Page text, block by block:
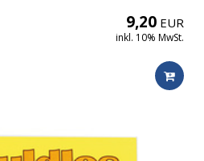
9,20 EUR
inkl. 10% MwSt.